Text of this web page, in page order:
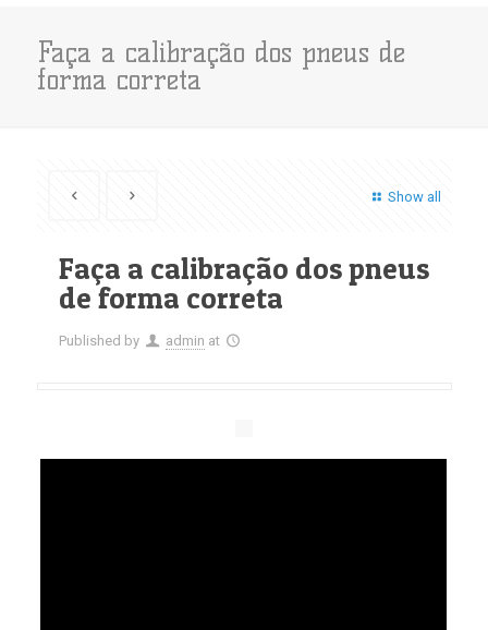
Faça a calibração dos pneus de
forma correta
Show all
Faça a calibração dos pneus
de forma correta
Published by admin at